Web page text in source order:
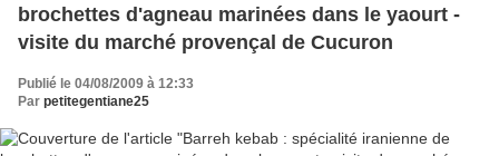
brochettes d'agneau marinées dans le yaourt -
visite du marché provençal de Cucuron
Publié le 04/08/2009 à 12:33
Par petitegentiane25